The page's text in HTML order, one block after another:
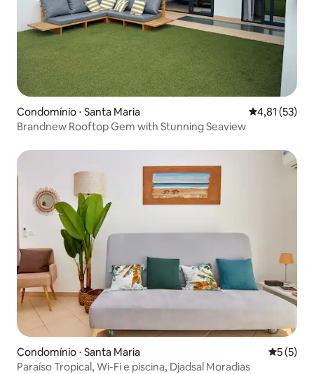
Condomínio ⋅ Santa Maria 4,81 de uma
4,81 (53)
Brandnew Rooftop Gem with Stunning Seaview
Condomínio ⋅ Santa Maria 5 de
5 (5)
Paraíso Tropical, Wi-Fi e piscina, Djadsal Moradias